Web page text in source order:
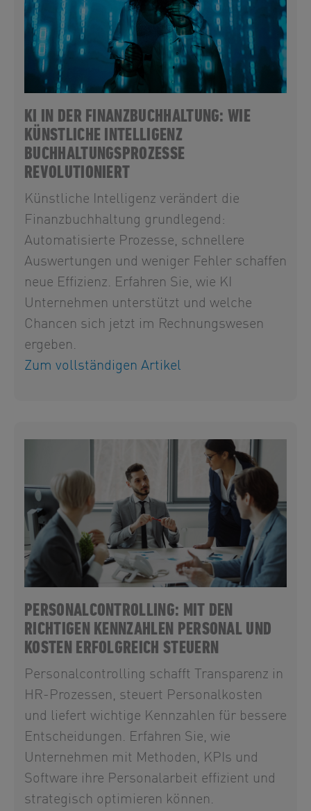
KI IN DER FINANZBUCHHALTUNG: WIE
KÜNSTLICHE INTELLIGENZ
BUCHHALTUNGSPROZESSE
REVOLUTIONIERT
Künstliche Intelligenz verändert die
Finanzbuchhaltung grundlegend:
Automatisierte Prozesse, schnellere
Auswertungen und weniger Fehler schaffen
neue Effizienz. Erfahren Sie, wie KI
Unternehmen unterstützt und welche
Chancen sich jetzt im Rechnungswesen
ergeben.
Zum vollständigen Artikel
PERSONALCONTROLLING: MIT DEN
RICHTIGEN KENNZAHLEN PERSONAL UND
KOSTEN ERFOLGREICH STEUERN
Personalcontrolling schafft Transparenz in
HR-Prozessen, steuert Personalkosten
und liefert wichtige Kennzahlen für bessere
Entscheidungen. Erfahren Sie, wie
Unternehmen mit Methoden, KPIs und
Software ihre Personalarbeit effizient und
strategisch optimieren können.